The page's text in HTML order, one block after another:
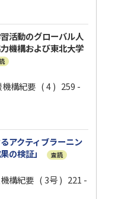
活動のグローバル人
機構および東北大学
機構紀要 ( 4 ) 259 -
アクティブラーニン
の検証」
査読
機構紀要 ( 3号 ) 221 -